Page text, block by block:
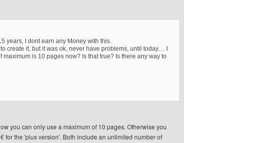
years, I dont earn any Money with this.
create it, but it was ok, never have problems, until today… I
is 10 pages now? Is that true? Is there any way to
you can only use a maximum of 10 pages. Otherwise you
for the 'plus version'. Both include an unlimited number of